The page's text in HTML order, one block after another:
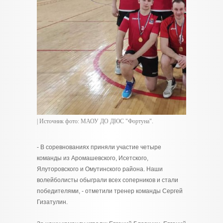
| Источник фото: МАОУ ДО ДЮС "Фортуна".
- В соревнованиях приняли участие четыре
команды из Аромашевского, Исетского,
Ялуторовского и Омутинского района. Наши
волейболисты обыграли всех соперников и стали
победителями, - отметили тренер команды Сергей
Гизатулин.